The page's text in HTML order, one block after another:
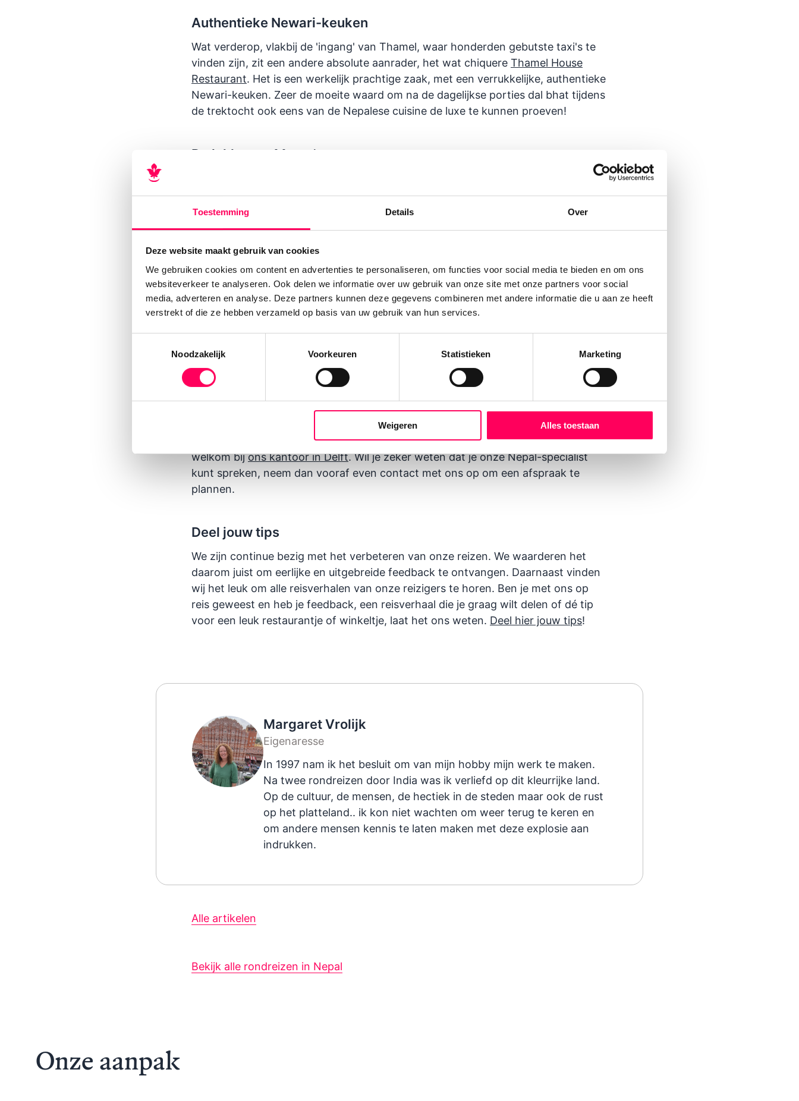
Toestemming Details Over
Deze website maakt gebruik van cookies
We gebruiken cookies om content en advertenties te personaliseren, om functies voor social media te bieden en om ons
websiteverkeer te analyseren. Ook delen we informatie over uw gebruik van onze site met onze partners voor social
media, adverteren en analyse. Deze partners kunnen deze gegevens combineren met andere informatie die u aan ze heeft
verstrekt of die ze hebben verzameld op basis van uw gebruik van hun services.
Noodzakelijk
Voorkeuren Statistieken Marketing
Weigeren Alles toestaan
Authentieke Newari-keuken
Wat verderop, vlakbij de 'ingang' van Thamel, waar honderden gebutste taxi's te
vinden zijn, zit een andere absolute aanrader, het wat chiquere Thamel House
Restaurant. Het is een werkelijk prachtige zaak, met een verrukkelijke, authentieke
Newari-keuken. Zeer de moeite waard om na de dagelijkse porties dal bhat tijdens
de trektocht ook eens van de Nepalese cuisine de luxe te kunnen proeven!
De lekkerste Momo's
. De inrichting is leuk en sfeervol en op de
kaart vind je de lekkerste momo's, een soort dumplings met een heerlijke vulling
van groenten en/of vlees.
Van ontbijt tot diner!
Op en rustig plekje in het drukke Thamel vind je
het ontbijt tot en met het diner terecht kunt voor heerlijke Nepalese maaltijden.
Favoriet bij velen als het gaat om lekker eten in Kathmandu wat ook nog eens
Plan je rondreis met een van onze Nepal specialisten
moet beginnen? Onze Nepal specialisten hebben jarenlange ervaring in het
organiseren van individuele reizen op maat naar Nepal.
Vraag hier jouw
aan of kom een keertje bij ons langs op kantoor. Je bent van harte
welkom bijons kantoor in Delft. Wil je zeker weten dat je onze Nepal-specialist
kunt spreken, neem dan vooraf even contact met ons op om een afspraak te
plannen.
Deel jouw tips
We zijn continue bezig met het verbeteren van onze reizen. We waarderen het
daarom juist om eerlijke en uitgebreide feedback te ontvangen. Daarnaast vinden
wij het leuk om alle reisverhalen van onze reizigers te horen. Ben je met ons op
reis geweest en heb je feedback, een reisverhaal die je graag wilt delen of dé tip
voor een leuk restaurantje of winkeltje, laat het ons weten. Deel hier jouw tips!
Margaret Vrolijk
Eigenaresse
In 1997 nam ik het besluit om van mijn hobby mijn werk te maken.
Na twee rondreizen door India was ik verliefd op dit kleurrijke land.
Op de cultuur, de mensen, de hectiek in de steden maar ook de rust
op het platteland.. ik kon niet wachten om weer terug te keren en
om andere mensen kennis te laten maken met deze explosie aan
indrukken.
Alle artikelen
Bekijk alle rondreizen in Nepal
Onze aanpak